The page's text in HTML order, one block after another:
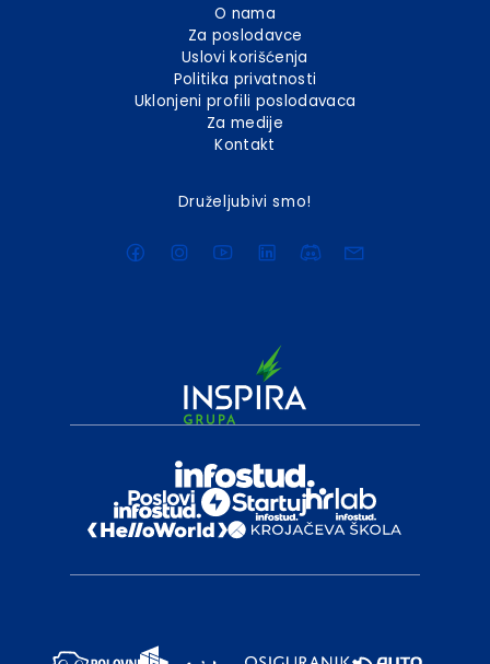
O nama
Za poslodavce
Uslovi korišćenja
Politika privatnosti
Uklonjeni profili poslodavaca
Za medije
Kontakt
Druželjubivi smo!